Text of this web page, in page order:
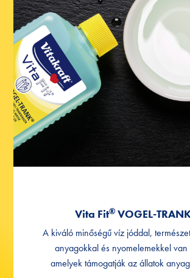
Vita Fit®VOGEL-
A kiváló minőségű víz jóddal,
anyagokkal és nyomelemekkel van
amelyek támogatják az állatok
VOGEL-TRANK
®
+ jód 500ml-ben.